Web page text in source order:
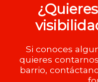
Si conoces
quieres
barrio,